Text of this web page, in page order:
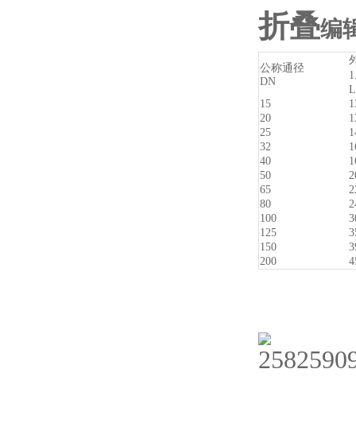
折叠编
公称通径
DN
L
15
20
25
32
40
50
65
80
100
125
150
200